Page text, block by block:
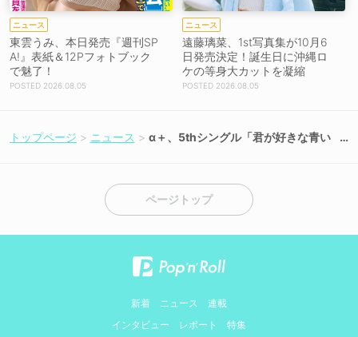
ニュース
東雲うみ、本日発売『週刊SP
A!』表紙＆12Pフォトブック
で魅了！
2026.08.05
ニュース
遠藤璃菜、1st写真集が10月6
日発売決定！誕生日に沖縄ロ
ケの等身大カットを凝縮
2026.08.05
トップページ ニュース
α＋、5thシングル「君が好きな青い
ページトップ
新着 ニュース
連載
インタビュー
レポート 特集